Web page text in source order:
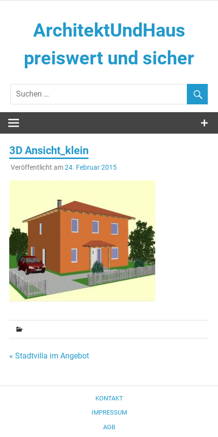
ArchitektUndHaus
preiswert und sicher
3D Ansicht_klein
Veröffentlicht am24. Februar 2015
Beitragsnavigation
« Stadtvilla im Angebot
KONTAKT
IMPRESSUM
AGB